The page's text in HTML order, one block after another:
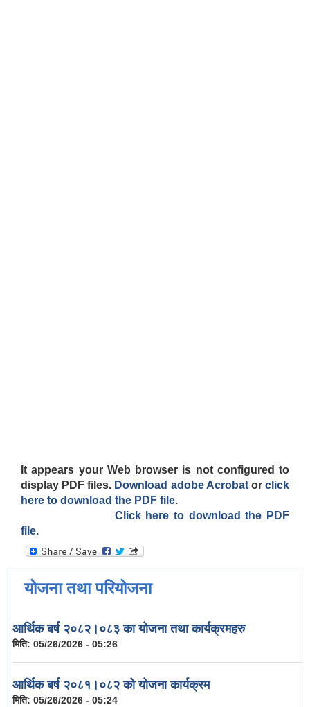
It appears your Web browser is not configured to
display PDF files. Download adobe Acrobat orclick
here to download the PDF file.
Click here to download the PDF
file.
योजना तथा परियोजना
आर्थिक बर्ष २०८२।०८३ का योजना तथा कार्यक्रमहरु
मिति: 05/26/2026 - 05:26
आर्थिक बर्ष २०८१।०८२ को योजना कार्यक्रम
मिति: 05/26/2026 - 05:24